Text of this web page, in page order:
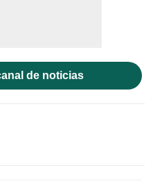
de noticias